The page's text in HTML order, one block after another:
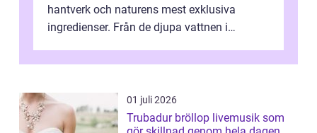
hantverk och naturens mest exklusiva
ingredienser. Från de djupa vattnen i
01 juli 2026
Trubadur bröllop livemusik som